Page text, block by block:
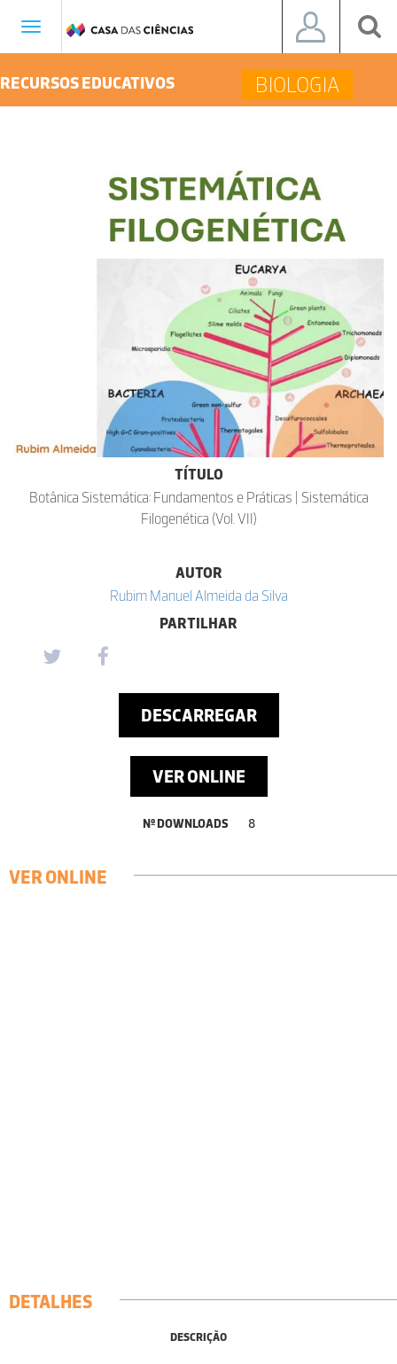
Toggle
RECURSOS EDUCATIVOS BIOLOGIA
TÍTULO
Botânica Sistemática: Fundamentos e Práticas | Sistemática
Filogenética (Vol. VII)
AUTOR
Rubim Manuel Almeida da Silva
PARTILHAR
DESCARREGAR
VER ONLINE
Nº DOWNLOADS 8
VER ONLINE
DETALHES
DESCRIÇÃO